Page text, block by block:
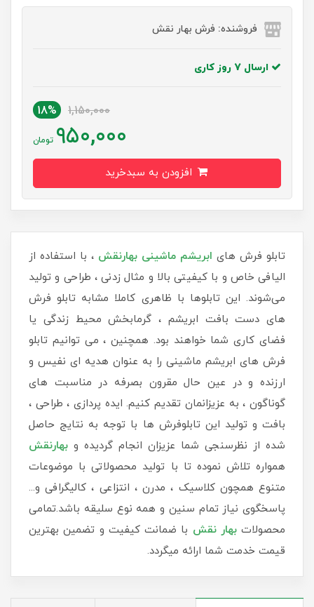
فروشنده: فرش بهار نقش
ارسال 7 روز کاری
1,150,000
18%
950,000 تومان
تابلو فرش های ابریشم ماشینی بهارنقش ، با استفاده از
الیافی خاص و با کیفیتی بالا و مثال زدنی ، طراحی و تولید
می‌شوند. این تابلوها با ظاهری کاملا مشابه تابلو فرش
های دست بافت ابریشم ، گرمابخش محیط زندگی یا
فضای کاری شما خواهند بود. همچنین ، می توانیم تابلو
فرش های ابریشم ماشینی را به عنوان هدیه ای نفیس و
ارزنده و در عین حال مقرون بصرفه در مناسبت های
گوناگون ، به عزیزانمان تقدیم کنیم. ایده پردازی ، طراحی ،
بافت و تولید این تابلوفرش ها با توجه به نتایج حاصل
شده از نظرسنجی شما عزیزان انجام گردیده و بهارنقش
همواره تلاش نموده تا با تولید محصولاتی با موضوعات
متنوع همچون کلاسیک ، مدرن ، انتزاعی ، کالیگرافی و...
پاسخگوی نیاز تمام سنین و همه نوع سلیقه باشد.تمامی
محصولاتبهار نقش با ضمانت کیفیت و تضمین بهترین
قیمت خدمت شما ارائه میگردد.